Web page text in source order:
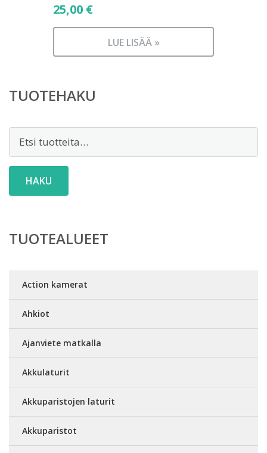
25,00 €
LUE LISÄÄ »
TUOTEHAKU
Etsi:
HAKU
TUOTEALUEET
Action kamerat
Ahkiot
Ajanviete matkalla
Akkulaturit
Akkuparistojen laturit
Akkuparistot